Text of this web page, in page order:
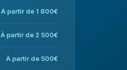
À partir de 1 800€
À partir de 2 500€
À partir de 500€